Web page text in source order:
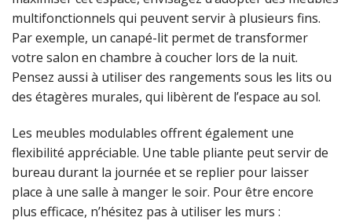
multifonctionnels qui peuvent servir à plusieurs fins.
Par exemple, un canapé-lit permet de transformer
votre salon en chambre à coucher lors de la nuit.
Pensez aussi à utiliser des rangements sous les lits ou
des étagères murales, qui libèrent de l’espace au sol.
Les meubles modulables offrent également une
flexibilité appréciable. Une table pliante peut servir de
bureau durant la journée et se replier pour laisser
place à une salle à manger le soir. Pour être encore
plus efficace, n’hésitez pas à utiliser les murs :